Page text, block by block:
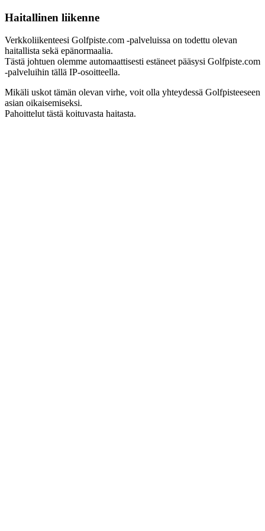
Haitallinen liikenne
Verkkoliikenteesi Golfpiste.com -palveluissa on todettu olevan
haitallista sekä epänormaalia.
Tästä johtuen olemme automaattisesti estäneet pääsysi Golfpiste.com
-palveluihin tällä IP-osoitteella.
Mikäli uskot tämän olevan virhe, voit olla yhteydessä Golfpisteeseen
asian oikaisemiseksi.
Pahoittelut tästä koituvasta haitasta.